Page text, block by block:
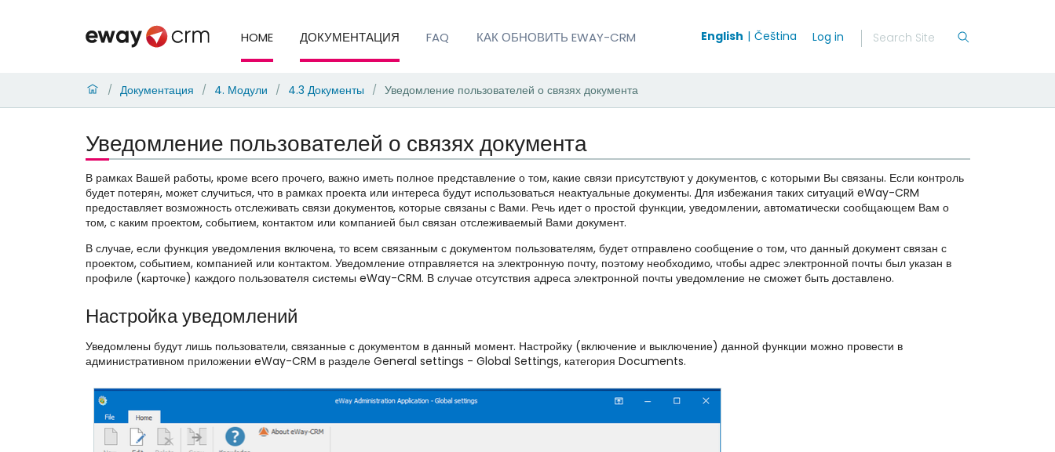
HOME ДОКУМЕНТАЦИЯ FAQ КАК ОБНОВИТЬ EWAY-CRM English Čeština Log in
/ Документация / 4. Модули / 4.3 Документы / Уведомление пользователей о связях документа
Уведомление пользователей о связях документа
В рамках Вашей работы, кроме всего прочего, важно иметь полное представление о том, какие связи присутствуют у документов, с которыми Вы связаны. Если контроль
будет потерян, может случиться, что в рамках проекта или интереса будут использоваться неактуальные документы. Для избежания таких ситуаций eWay-CRM
предоставляет возможность отслеживать связи документов, которые связаны с Вами. Речь идет о простой функции, уведомлении, автоматически сообщающем Вам о
том, с каким проектом, событием, контактом или компанией был связан отслеживаемый Вами документ.
В случае, если функция уведомления включена, то всем связанным с документом пользователям, будет отправлено сообщение о том, что данный документ связан с
проектом, событием, компанией или контактом. Уведомление отправляется на электронную почту, поэтому необходимо, чтобы адрес электронной почты был указан в
профиле (карточке) каждого пользователя системы eWay-CRM. В случае отсутствия адреса электронной почты уведомление не сможет быть доставлено.
Настройка уведомлений
Уведомлены будут лишь пользователи, связанные с документом в данный момент. Настройку (включение и выключение) данной функции можно провести в
административном приложении eWay-CRM в разделе General settings - Global Settings, категория Documents.